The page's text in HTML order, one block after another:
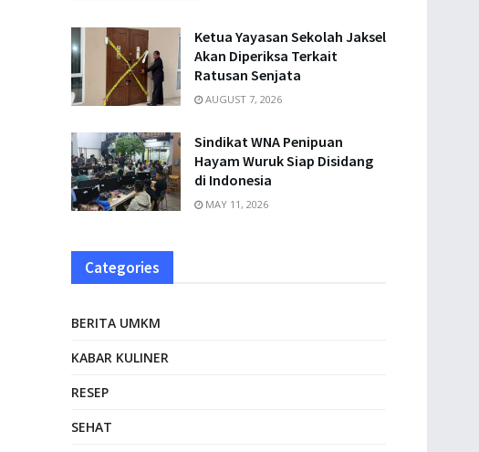
Ketua Yayasan Sekolah Jaksel
Akan Diperiksa Terkait
Ratusan Senjata
AUGUST 7, 2026
Sindikat WNA Penipuan
Hayam Wuruk Siap Disidang
di Indonesia
MAY 11, 2026
Categories
BERITA UMKM
KABAR KULINER
RESEP
SEHAT